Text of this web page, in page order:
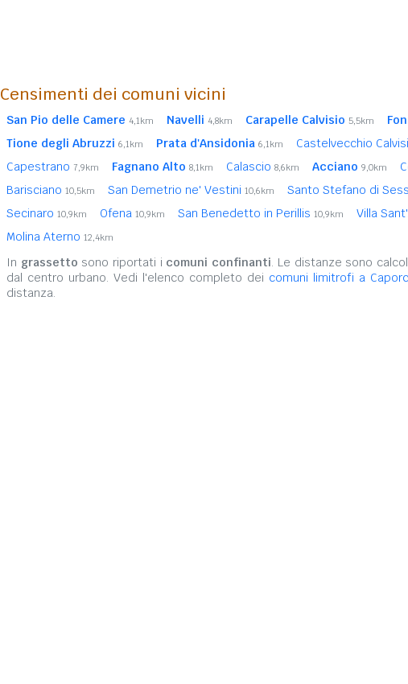
Censimenti dei comuni vicini
San Pio delle Camere 4,1km Navelli 4,8km Carapelle Calvisio 5,5km
Tione degli Abruzzi 6,1km Prata d'Ansidonia 6,1km Castelvecchio
Capestrano 7,9km Fagnano Alto 8,1km Calascio 8,6km Acciano 9,0km
Barisciano 10,5km San Demetrio ne' Vestini 10,6km Santo Stefano di
Secinaro 10,9km Ofena 10,9km San Benedetto in Perillis 10,9km Villa
Molina Aterno 12,4km
In grassetto sono riportati i comuni confinanti. Le distanze sono
dal centro urbano. Vedi l'elenco completo dei comuni limitrofi a
distanza.